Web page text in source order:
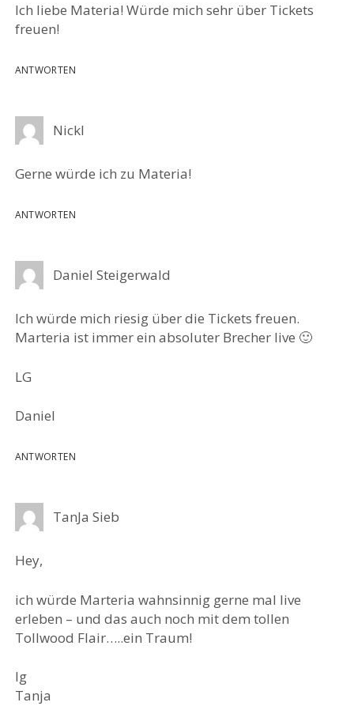
Ich liebe Materia! Würde mich sehr über Tickets
freuen!
ANTWORTEN
Nickl
Gerne würde ich zu Materia!
ANTWORTEN
Daniel Steigerwald
Ich würde mich riesig über die Tickets freuen.
Marteria ist immer ein absoluter Brecher live 🙂
LG
Daniel
ANTWORTEN
TanJa Sieb
Hey,
ich würde Marteria wahnsinnig gerne mal live
erleben – und das auch noch mit dem tollen
Tollwood Flair…..ein Traum!
lg
Tanja